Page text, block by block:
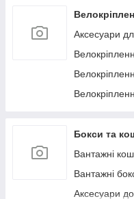
Багажиці на
Багажники
Аксесуари
Бокси та
Вантажні
Вантажні
Аксесуари до